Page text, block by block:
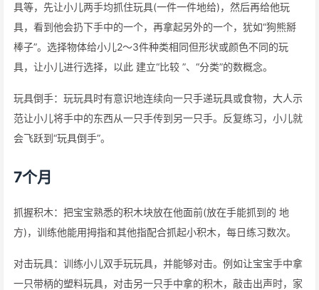
具等，先让小儿两手均抓住玩具(一件一件地给)，然后再给他玩
具，看到他会扔下手中的一个，再拿起另外的一个，犹如“狗熊掰
棒子”。选择物体给小儿2～3件种类相同但形状或颜色不同的玩
具，让小儿进行选择，以此 建立“比较 ”、“分类”的数概念。
玩具倒手：玩玩具时有意识地连续向一只手递玩具或食物，大人示
范让小儿将手中的东西从一只手传到另一只手。反复练习，小儿就
会飞跃到“玩具倒手”。
7个月
抓握积木：把宝宝熟悉的积木块放在他面前(放在手能抓到的 地
方)，训练他能用拇指和其他指配合抓起小积木，每日练习数次。
对击玩具：训练小儿双手玩玩具，并能够对击。例如让宝宝手中拿
一只带柄的塑料玩具，对击另一只手中拿的积木，敲击出声时，家